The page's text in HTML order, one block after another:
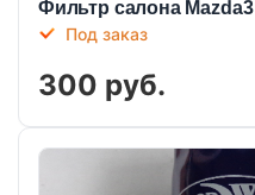
Фильтр салона Mazda3
Под заказ
300 руб.